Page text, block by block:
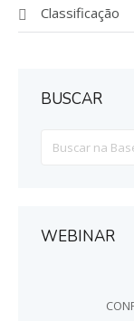
Classificação
BUSCAR
For
WEBINAR